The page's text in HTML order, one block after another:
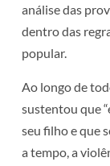
análise das
dentro das
popular.
Ao longo de
sustentou que
seu filho e que
a tempo, a